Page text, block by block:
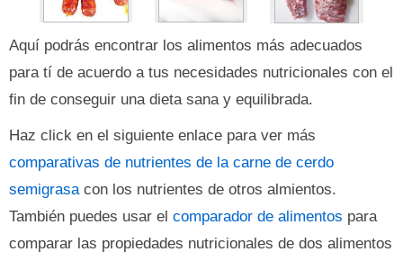
Aquí podrás encontrar los alimentos más adecuados
para tí de acuerdo a tus necesidades nutricionales con el
fin de conseguir una dieta sana y equilibrada.
Haz click en el siguiente enlace para ver más
comparativas de nutrientes de la carne de cerdo
semigrasacon los nutrientes de otros almientos.
También puedes usar el comparador de alimentos para
comparar las propiedades nutricionales de dos alimentos